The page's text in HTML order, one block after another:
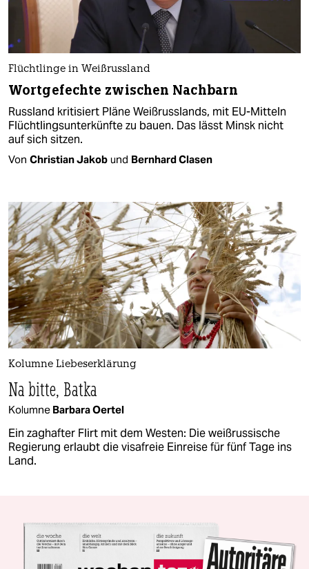
Flüchtlinge in Weißrussland
Wortgefechte zwischen Nachbarn
Russland kritisiert Pläne Weißrusslands, mit EU-Mitteln
Flüchtlingsunterkünfte zu bauen. Das lässt Minsk nicht
auf sich sitzen.
Von Christian Jakob und Bernhard Clasen
Kolumne Liebeserklärung
Na bitte, Batka
Kolumne Barbara Oertel
Ein zaghafter Flirt mit dem Westen: Die weißrussische
Regierung erlaubt die visafreie Einreise für fünf Tage ins
Land.